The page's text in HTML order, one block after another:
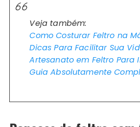
Veja também:
Como Costurar Feltro na
Dicas Para Facilitar Sua
Artesanato em Feltro Para
Guia Absolutamente